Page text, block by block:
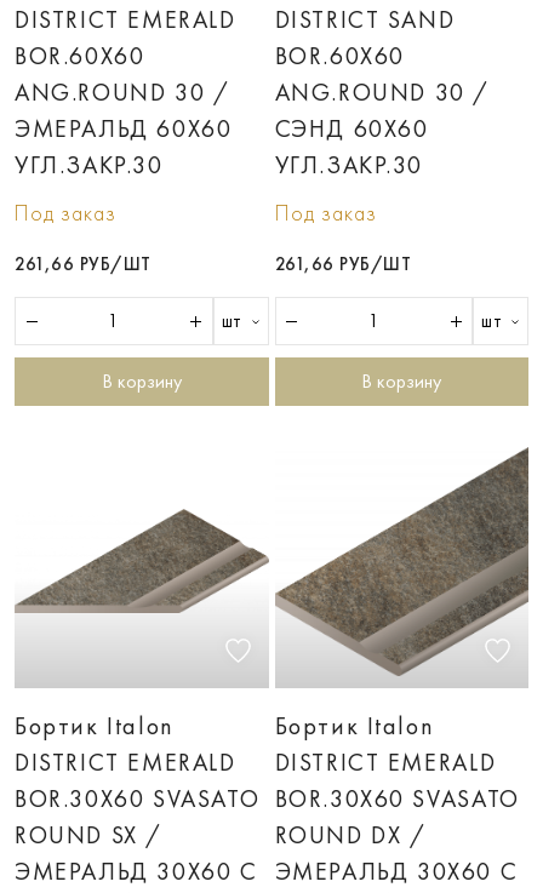
DISTRICT EMERALD
BOR.60X60
ANG.ROUND 30 /
ЭМЕРАЛЬД 60X60
УГЛ.ЗАКР.30
Под заказ
261,66 РУБ/ШТ
шт
В корзину
DISTRICT SAND
BOR.60X60
ANG.ROUND 30 /
СЭНД 60X60
УГЛ.ЗАКР.30
Под заказ
261,66 РУБ/ШТ
шт
В корзину
Бортик Italon
DISTRICT EMERALD
BOR.30X60 SVASATO
ROUND SX /
ЭМЕРАЛЬД 30X60 С
Бортик Italon
DISTRICT EMERALD
BOR.30X60 SVASATO
ROUND DX /
ЭМЕРАЛЬД 30X60 С